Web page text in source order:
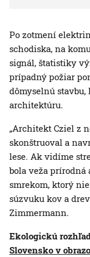
Po zotmení
schodiska, na
signál, štatistiky
prípadný požiar
dômyselnú
architektúru.
„Architekt Cziel z
skonštruoval a
lese. Ak vidíme
bola veža prírodná
smrekom, ktorý
súzvuku kov a
Zimmermann.
Ekologickú
Slovensko v